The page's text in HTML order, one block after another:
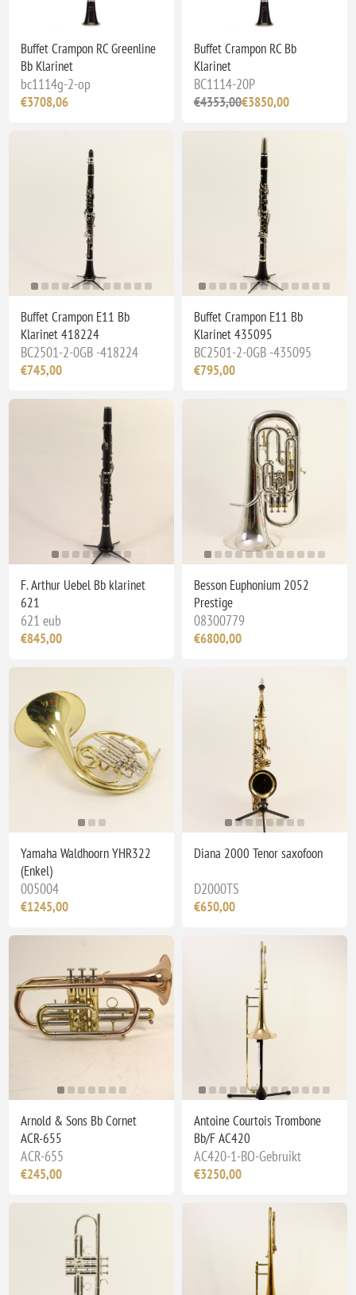
Buffet Crampon RC Greenline
Bb Klarinet
bc1114g-2-op
€3708,06
Buffet Crampon RC Bb
Klarinet
BC1114-20P
€4353,00€3850,00
Buffet Crampon E11 Bb
Klarinet 418224
BC2501-2-0GB -418224
€745,00
Buffet Crampon E11 Bb
Klarinet 435095
BC2501-2-0GB -435095
€795,00
F. Arthur Uebel Bb klarinet
621
621 eub
€845,00
Besson Euphonium 2052
Prestige
08300779
€6800,00
Yamaha Waldhoorn YHR322
(Enkel)
005004
€1245,00
Diana 2000 Tenor saxofoon
D2000TS
€650,00
Arnold & Sons Bb Cornet
ACR-655
ACR-655
€245,00
Antoine Courtois Trombone
Bb/F AC420
AC420-1-BO-Gebruikt
€3250,00